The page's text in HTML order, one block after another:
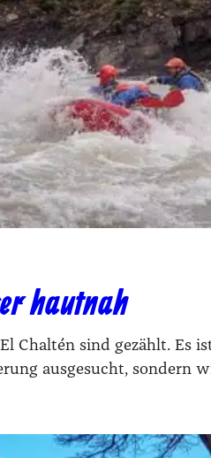
hautnah
Chaltén sind gezählt. Es
ausgesucht, sondern